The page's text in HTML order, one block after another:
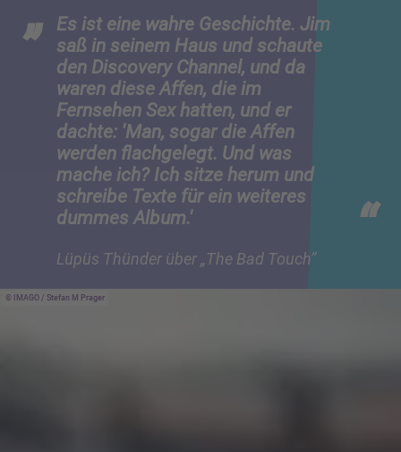
Es ist eine wahre Geschichte. Jim
saß in seinem Haus und schaute
den Discovery Channel, und da
waren diese Affen, die im
Fernsehen Sex hatten, und er
dachte: 'Man, sogar die Affen
werden flachgelegt. Und was
mache ich? Ich sitze herum und
schreibe Texte für ein weiteres
dummes Album.'
Lüpüs Thünder über „The Bad Touch”
IMAGO / Stefan M Prager